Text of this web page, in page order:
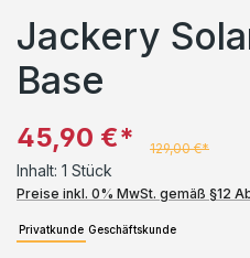
Jackery
Base
45,90 €* 129,00 €*
Inhalt: 1 Stück
Preise inkl. 0% MwSt. gemäß §12
Privatkunde Geschäftskunde